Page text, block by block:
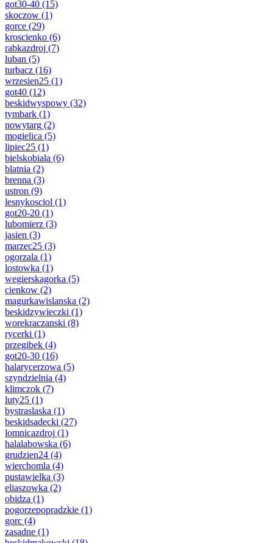
got30-40 (15)
skoczow (1)
gorce (29)
kroscienko (6)
rabkazdroj (7)
luban (5)
turbacz (16)
wrzesien25 (1)
got40 (12)
beskidwyspowy (32)
tymbark (1)
nowytarg (2)
mogielica (5)
lipiec25 (1)
bielskobiala (6)
blatnia (2)
brenna (3)
ustron (9)
lesnykosciol (1)
got20-20 (1)
lubomierz (3)
jasien (3)
marzec25 (3)
ogorzala (1)
lostowka (1)
wegierskagorka (5)
cienkow (2)
magurkawislanska (2)
beskidzywieczki (1)
worekraczanski (8)
rycerki (1)
przegibek (4)
got20-30 (16)
halarycerzowa (5)
szyndzielnia (4)
klimczok (7)
luty25 (1)
bystraslaska (1)
beskidsadecki (27)
lomnicazdroj (1)
halalabowska (6)
grudzien24 (4)
wierchomla (4)
pustawielka (3)
eliaszowka (2)
obidza (1)
pogorzepopradzkie (1)
gorc (4)
zasadne (1)